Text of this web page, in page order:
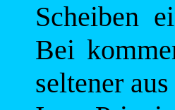
Scheiben
Bei
seltener